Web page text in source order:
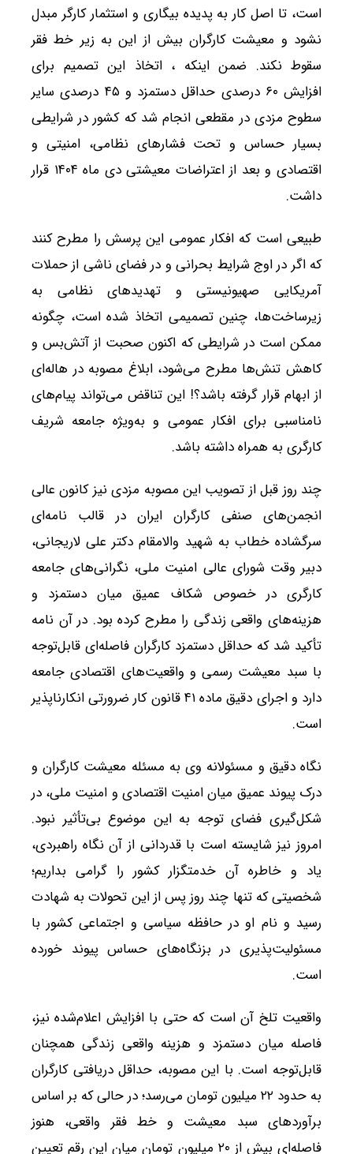
است، تا اصل کار به پدیده بیگاری و استثمار کارگر مبدل
نشود و معیشت کارگران بیش از این به زیر خط فقر
سقوط نکند. ضمن اینکه ، اتخاذ این تصمیم برای
افزایش ۶۰ درصدی حداقل دستمزد و ۴۵ درصدی سایر
سطوح مزدی در مقطعی انجام شد که کشور در شرایطی
بسیار حساس و تحت فشارهای نظامی، امنیتی و
اقتصادی و بعد از اعتراضات معیشتی دی ماه ۱۴۰۴ قرار
داشت.
طبیعی است که افکار عمومی این پرسش را مطرح کنند
که اگر در اوج شرایط بحرانی و در فضای ناشی از حملات
آمریکایی صهیونیستی و تهدیدهای نظامی به
زیرساخت‌ها، چنین تصمیمی اتخاذ شده است، چگونه
ممکن است در شرایطی که اکنون صحبت از آتش‌بس و
کاهش تنش‌ها مطرح می‌شود، ابلاغ مصوبه در هاله‌ای
از ابهام قرار گرفته باشد؟! این تناقض می‌تواند پیام‌های
نامناسبی برای افکار عمومی و به‌ویژه جامعه شریف
کارگری به همراه داشته باشد.
چند روز قبل از تصویب این مصوبه مزدی نیز کانون عالی
انجمن‌های صنفی کارگران ایران در قالب نامه‌ای
سرگشاده خطاب به شهید والامقام دکتر علی لاریجانی،
دبیر وقت شورای عالی امنیت ملی، نگرانی‌های جامعه
کارگری در خصوص شکاف عمیق میان دستمزد و
هزینه‌های واقعی زندگی را مطرح کرده بود. در آن نامه
تأکید شد که حداقل دستمزد کارگران فاصله‌ای قابل‌توجه
با سبد معیشت رسمی و واقعیت‌های اقتصادی جامعه
دارد و اجرای دقیق ماده ۴۱ قانون کار ضرورتی انکارناپذیر
است.
نگاه دقیق و مسئولانه وی به مسئله معیشت کارگران و
درک پیوند عمیق میان امنیت اقتصادی و امنیت ملی، در
شکل‌گیری فضای توجه به این موضوع بی‌تأثیر نبود.
امروز نیز شایسته است با قدردانی از آن نگاه راهبردی،
یاد و خاطره آن خدمتگزار کشور را گرامی بداریم؛
شخصیتی که تنها چند روز پس از این تحولات به شهادت
رسید و نام او در حافظه سیاسی و اجتماعی کشور با
مسئولیت‌پذیری در بزنگاه‌های حساس پیوند خورده
است.
واقعیت تلخ آن است که حتی با افزایش اعلام‌شده نیز،
فاصله میان دستمزد و هزینه واقعی زندگی همچنان
قابل‌توجه است. با این مصوبه، حداقل دریافتی کارگران
به حدود ۲۲ میلیون تومان می‌رسد؛ در حالی که بر اساس
برآوردهای سبد معیشت و خط فقر واقعی، هنوز
فاصله‌ای بیش از ۲۰ میلیون تومان میان این رقم تعیین